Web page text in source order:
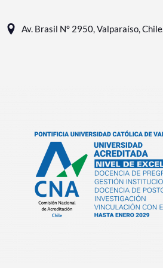
Av. Brasil N° 2950, Valparaíso, Chile.